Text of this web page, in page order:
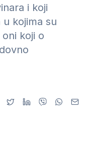
i koji
kojima su
koji o